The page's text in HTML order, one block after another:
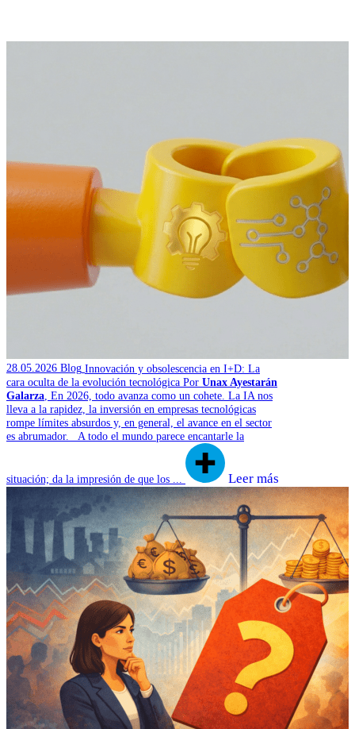
28.05.2026 Blog Innovación y obsolescencia en I+D: La
cara oculta de la evolución tecnológica Por Unax Ayestarán
Galarza En 2026, todo avanza como un cohete. La IA nos
lleva a la rapidez, la inversión en empresas tecnológicas
rompe límites absurdos y, en general, el avance en el sector
es abrumador. A todo el mundo parece encantarle la
situación; da la impresión de que los ... Leer más